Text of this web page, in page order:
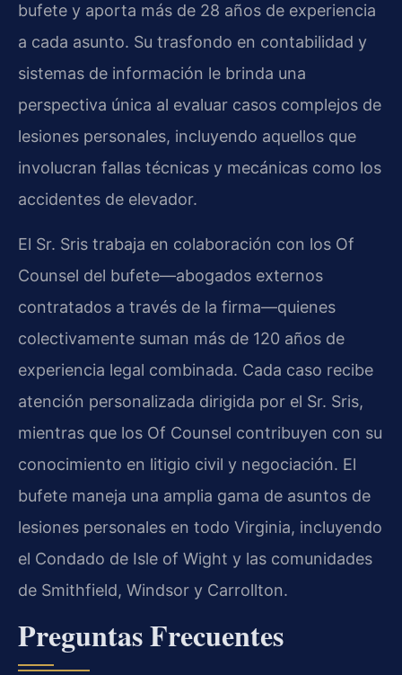
bufete y aporta más de 28 años de experiencia
a cada asunto. Su trasfondo en contabilidad y
sistemas de información le brinda una
perspectiva única al evaluar casos complejos de
lesiones personales, incluyendo aquellos que
involucran fallas técnicas y mecánicas como los
accidentes de elevador.
El Sr. Sris trabaja en colaboración con los Of
Counsel del bufete—abogados externos
contratados a través de la firma—quienes
colectivamente suman más de 120 años de
experiencia legal combinada. Cada caso recibe
atención personalizada dirigida por el Sr. Sris,
mientras que los Of Counsel contribuyen con su
conocimiento en litigio civil y negociación. El
bufete maneja una amplia gama de asuntos de
lesiones personales en todo Virginia, incluyendo
el Condado de Isle of Wight y las comunidades
de Smithfield, Windsor y Carrollton.
Preguntas Frecuentes